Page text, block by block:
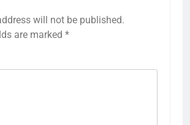
will not be published.
are marked *